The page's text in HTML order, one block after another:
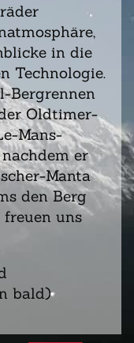
in die
Technologie.
Bergrennen
Oldtimer-
Mans-
er
Manta
den Berg
freuen uns
bald)